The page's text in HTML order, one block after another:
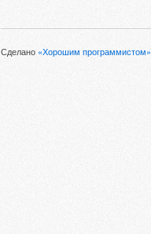
Сделано «Хорошим программистом»